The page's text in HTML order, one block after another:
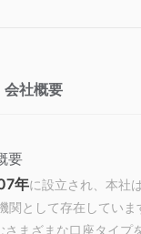
会社概要
要
年に設立され、本社
関として存在してい
さまざまな口座タイプ